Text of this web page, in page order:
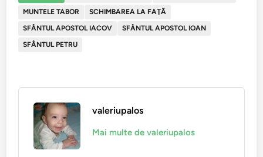
MUNTELE TABOR
SCHIMBAREA LA FAŢĂ
SFÂNTUL APOSTOL IACOV
SFÂNTUL APOSTOL IOAN
SFÂNTUL PETRU
valeriupalos
Mai multe de valeriupalos